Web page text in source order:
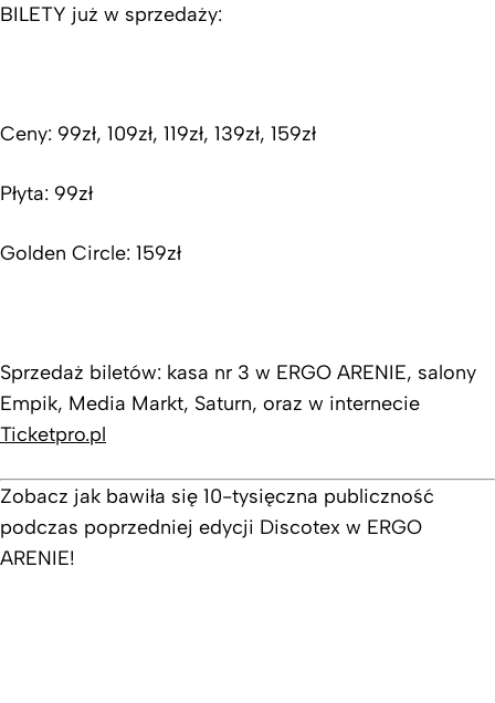
BILETY już w sprzedaży:
Ceny: 99zł, 109zł, 119zł, 139zł, 159zł
Płyta: 99zł
Golden Circle: 159zł
Sprzedaż biletów: kasa nr 3 w ERGO ARENIE, salony
Empik, Media Markt, Saturn, oraz w internecie
Ticketpro.pl
Zobacz jak bawiła się 10-tysięczna publiczność
podczas poprzedniej edycji Discotex w ERGO
ARENIE!